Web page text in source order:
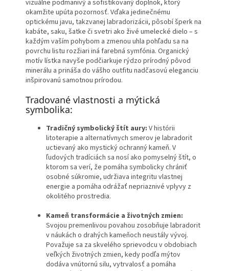
vizuálne podmanivý a sofistikovaný doplnok, ktorý
okamžite upúta pozornosť. Vďaka jedinečnému
optickému javu, takzvanej labradorizácii, pôsobí šperk na
kabáte, saku, šatke či svetri ako živé umelecké dielo – s
každým vaším pohybom a zmenou uhla pohľadu sa na
povrchu listu rozžiari iná farebná symfónia. Organický
motív lístka navyše podčiarkuje rýdzo prírodný pôvod
minerálu a prináša do vášho outfitu nadčasovú eleganciu
inšpirovanú samotnou prírodou.
Tradované vlastnosti a mýtická
symbolika:
Tradičný symbolický štít aury: V histórii
litoterapie a alternatívnych smerov je labradorit
uctievaný ako mystický ochranný kameň. V
ľudových tradíciách sa nosí ako pomyselný štít, o
ktorom sa verí, že pomáha symbolicky chrániť
osobné súkromie, udržiava integritu vlastnej
energie a pomáha odrážať nepriaznivé vplyvy z
okolitého prostredia.
Kameň transformácie a životných zmien:
Svojou premenlivou povahou zosobňuje labradorit
v náukách o drahých kameňoch neustály vývoj.
Považuje sa za skvelého sprievodcu v obdobiach
veľkých životných zmien, kedy podľa mýtov
dodáva vnútornú silu, vytrvalosť a pomáha